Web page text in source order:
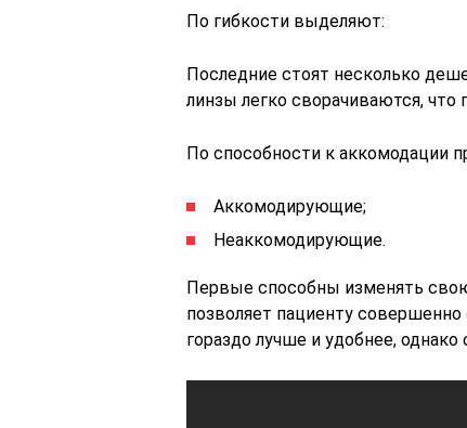
По гибкости выделяют:
Последние стоят несколько
линзы легко сворачиваются, что
По способности к аккомодации
Аккомодирующие;
Неаккомодирующие.
Первые способны изменять свою
позволяет пациенту совершенно
гораздо лучше и удобнее,